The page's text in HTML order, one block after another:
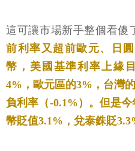
這可讓市場新手整個看傻
前利率又超前歐元、日
幣，美國基準利率上緣
4%，歐元區的3%，台灣
負利率（-0.1%）。但是
幣貶值3.1%，兌泰銖貶